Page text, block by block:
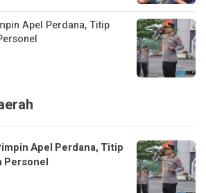
Apel Perdana, Titip
Apel Perdana, Titip
Personel